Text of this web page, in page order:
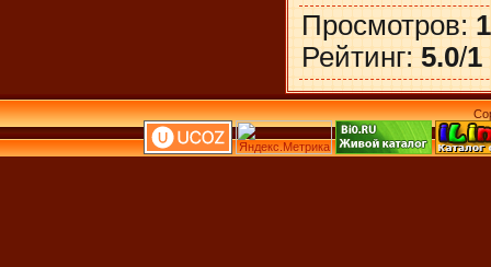
Просмотров:
Рейтинг: 5.0/1